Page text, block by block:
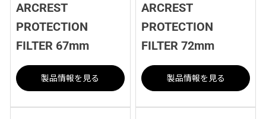
ARCREST
PROTECTION
FILTER 67mm
製品情報を見る
ARCREST
PROTECTION
FILTER 72mm
製品情報を見る